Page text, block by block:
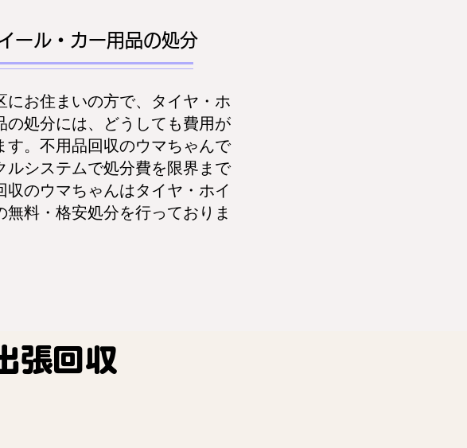
ール・カー用品の処分
お住まいの方で、タイヤ・ホ
の処分には、どうしても費用が
す。不用品回収のウマちゃんで
ルシステムで処分費を限界まで
収のウマちゃんはタイヤ・ホイ
無料・格安処分を行っておりま
張回収